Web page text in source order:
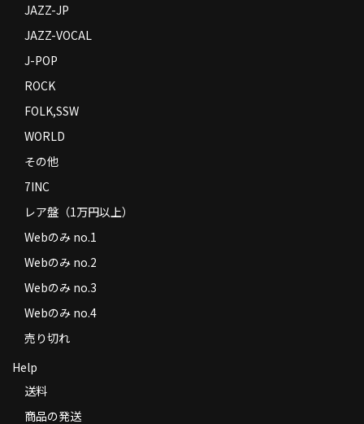
JAZZ-JP
JAZZ-VOCAL
J-POP
ROCK
FOLK,SSW
WORLD
その他
7INC
レア盤（1万円以上）
Webのみ no.1
Webのみ no.2
Webのみ no.3
Webのみ no.4
売り切れ
Help
送料
商品の発送